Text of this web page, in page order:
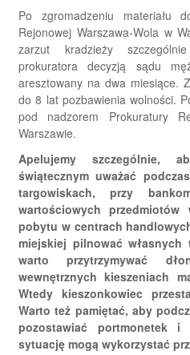
Po zgromadzeniu materiału
Rejonowej Warszawa-Wola w
zarzut kradzieży
prokuratora decyzją sądu
aresztowany na dwa miesiące.
do 8 lat pozbawienia wolności.
pod nadzorem Prokuratury
Warszawie.
Apelujemy szczególnie,
świątecznym uważać
targowiskach, przy
wartościowych przedmiotów
pobytu w centrach
miejskiej pilnować
warto przytrzymywać
wewnętrznych kieszeniach
Wtedy kieszonkowiec
Warto też pamiętać, aby
pozostawiać portmonetek
sytuację mogą wykorzystać